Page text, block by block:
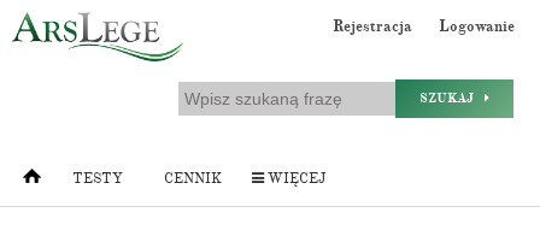
Rejestracja Logowanie
SZUKAJ
TESTY CENNIK WIĘCEJ